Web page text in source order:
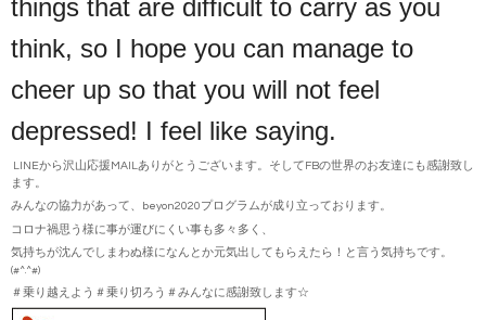
things that are difficult to carry as you
think, so I hope you can manage to
cheer up so that you will not feel
depressed! I feel like saying.
LINEから沢山応援MAILありがとうございます。そしてFBの世界のお友達にも感謝致し
ます。
みんなの協力があって、beyon2020プログラムが成り立っております。
コロナ禍思う様に事が運びにくい事も多々多く、
気持ちが沈んでしまわぬ様になんとか元気出してもらえたら！と言う気持ちです。
(#^.^#)
＃乗り越えよう＃乗り切ろう＃みんなに感謝致します☆